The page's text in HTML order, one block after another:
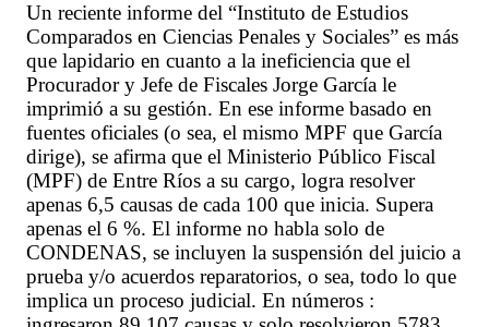
Un reciente informe del “Instituto de Estudios
Comparados en Ciencias Penales y Sociales” es más
que lapidario en cuanto a la ineficiencia que el
Procurador y Jefe de Fiscales Jorge García le
imprimió a su gestión. En ese informe basado en
fuentes oficiales (o sea, el mismo MPF que García
dirige), se afirma que el Ministerio Público Fiscal
(MPF) de Entre Ríos a su cargo, logra resolver
apenas 6,5 causas de cada 100 que inicia. Supera
apenas el 6 %. El informe no habla solo de
CONDENAS, se incluyen la suspensión del juicio a
prueba y/o acuerdos reparatorios, o sea, todo lo que
implica un proceso judicial. En números :